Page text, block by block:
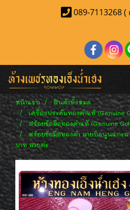
089-7113268
หน้าแรก
สินค้าทั้งหมด
เครื่องประดับทองคำแท้ (Genuine
สร้อยข้อมือทองคำแท้ (Genuine
สร้อยข้อมือทองคำ ลายบิดนูนแกะล
บาท สวยค่ะ